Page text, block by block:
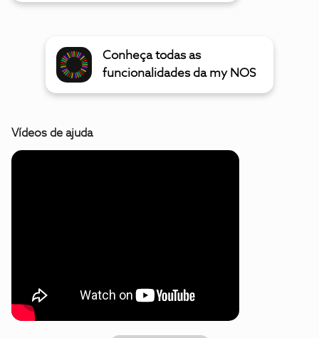
Conheça todas as
funcionalidades da my NOS
Vídeos de ajuda